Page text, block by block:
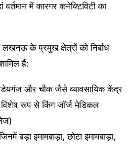
वर्तमान में कारगर कनेक्टिविटी का
लखनऊ के प्रमुख क्षेत्रों को निर्बाध
हैं:
और चौक जैसे व्यावसायिक केंद्र
विशेष रूप से किंग जॉर्ज मेडिकल
बड़ा इमामबाड़ा, छोटा इमामबाड़ा,